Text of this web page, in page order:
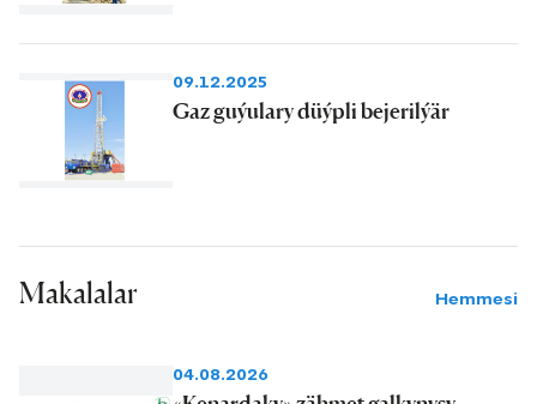
09.12.2025
Gaz guýulary düýpli bejerilýär
Makalalar Hemmesi
04.08.2026